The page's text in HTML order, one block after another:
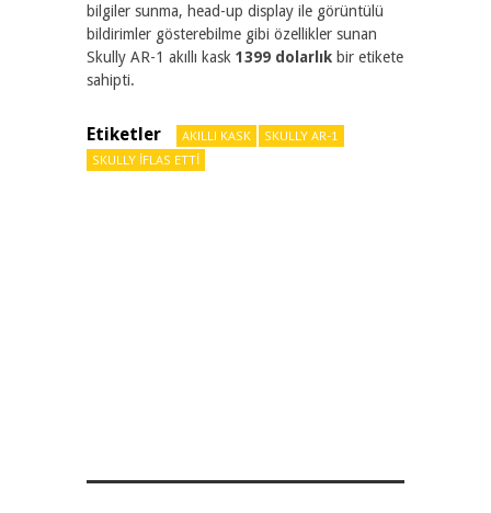
bilgiler sunma, head-up display ile görüntülü
bildirimler gösterebilme gibi özellikler sunan
Skully AR-1 akıllı kask 1399 dolarlık bir etikete
sahipti.
Etiketler AKILLI KASK
SKULLY AR-1
SKULLY IFLAS ETTI